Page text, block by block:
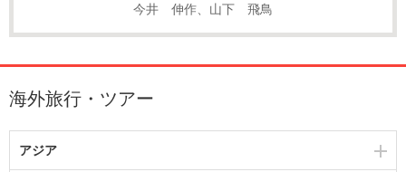
今井 伸作、山下 飛鳥
海外旅行・ツアー
アジア